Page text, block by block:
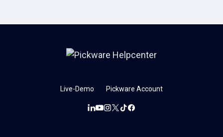
Live-Demo Pickware Account